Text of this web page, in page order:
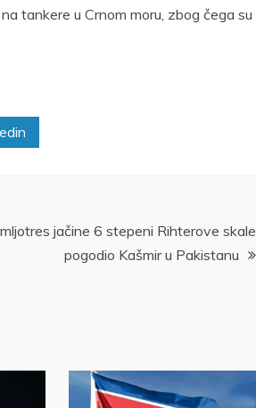
tankere u Crnom moru, zbog čega su
jačine 6 stepeni Rihterove skale
pogodio Kašmir u Pakistanu